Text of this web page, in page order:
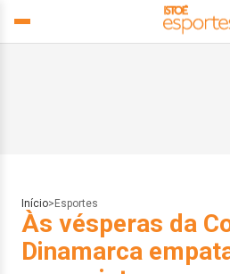
Início> Esportes
Às vésperas da
Dinamarca